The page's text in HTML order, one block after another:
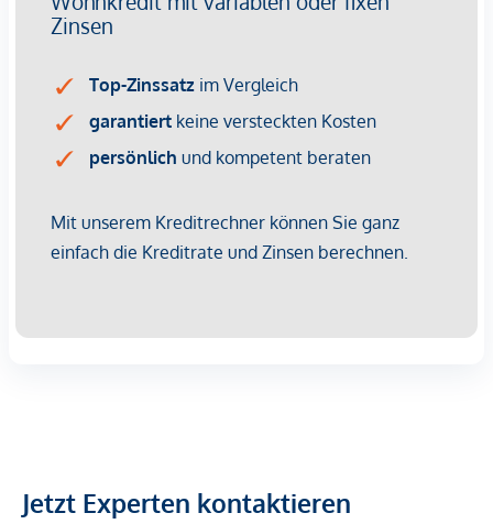
Kleinunternehmerregelung vermieten möchten. Da keine
entsprechenden umsatzsteuerlichen Verrechnungen oder
laufenden Meldungen.
Damit bietet dieses Modell eine klare, transparente und
umsatzsteuerliche Komplexität anstreben.
Für weiterführende Informationen oder eine persönliche
Jetzt Experten kontaktieren